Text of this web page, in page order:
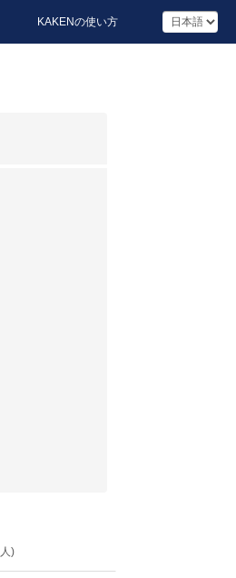
KAKENの使い方
人)